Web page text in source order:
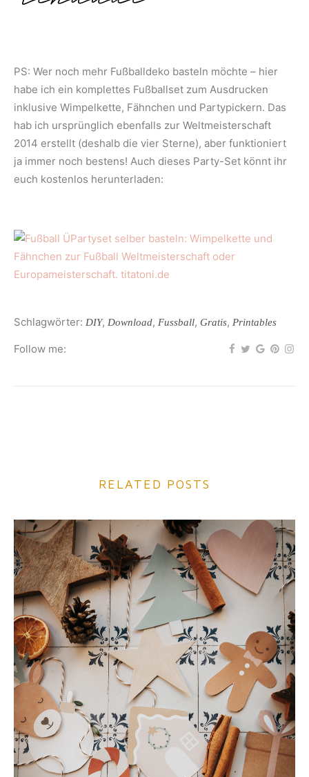
PS: Wer noch mehr Fußballdeko basteln möchte – hier
habe ich ein komplettes Fußballset zum Ausdrucken
inklusive Wimpelkette, Fähnchen und Partypickern. Das
hab ich ursprünglich ebenfalls zur Weltmeisterschaft
2014 erstellt (deshalb die vier Sterne), aber funktioniert
ja immer noch bestens! Auch dieses Party-Set könnt ihr
euch kostenlos herunterladen:
Schlagwörter: DIY, Download, Fussball, Gratis, Printables
Follow me:
RELATED POSTS